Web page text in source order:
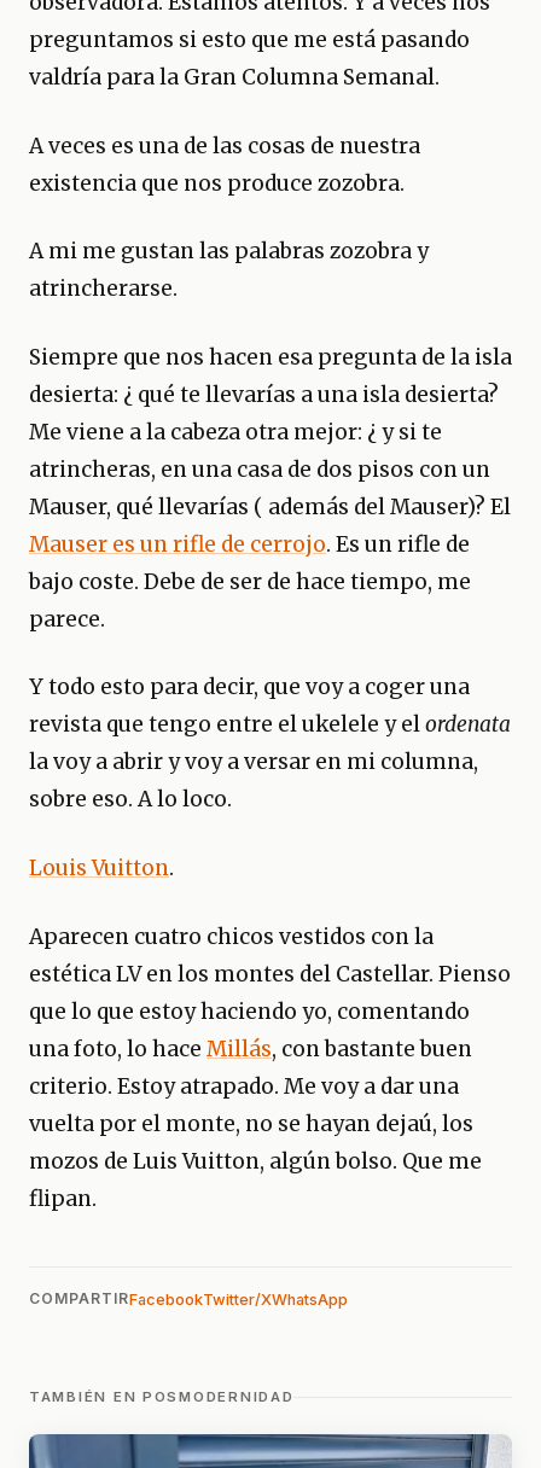
preguntamos si esto que me está pasando
valdría para la Gran Columna Semanal.
A veces es una de las cosas de nuestra
existencia que nos produce zozobra.
A mi me gustan las palabras zozobra y
atrincherarse.
Siempre que nos hacen esa pregunta de la isla
desierta: ¿ qué te llevarías a una isla desierta?
Me viene a la cabeza otra mejor: ¿ y si te
atrincheras, en una casa de dos pisos con un
Mauser, qué llevarías ( además del Mauser)? El
Mauser es un rifle de cerrojo. Es un rifle de
bajo coste. Debe de ser de hace tiempo, me
parece.
Y todo esto para decir, que voy a coger una
revista que tengo entre el ukelele y elordenata
la voy a abrir y voy a versar en mi columna,
sobre eso. A lo loco.
Louis Vuitton.
Aparecen cuatro chicos vestidos con la
estética LV en los montes del Castellar. Pienso
que lo que estoy haciendo yo, comentando
una foto, lo hace Millás, con bastante buen
criterio. Estoy atrapado. Me voy a dar una
vuelta por el monte, no se hayan dejaú, los
mozos de Luis Vuitton, algún bolso. Que me
flipan.
COMPARTIRFacebookTwitter/XWhatsApp
TAMBIÉN EN POSMODERNIDAD